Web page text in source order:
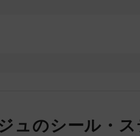
ュのシール・